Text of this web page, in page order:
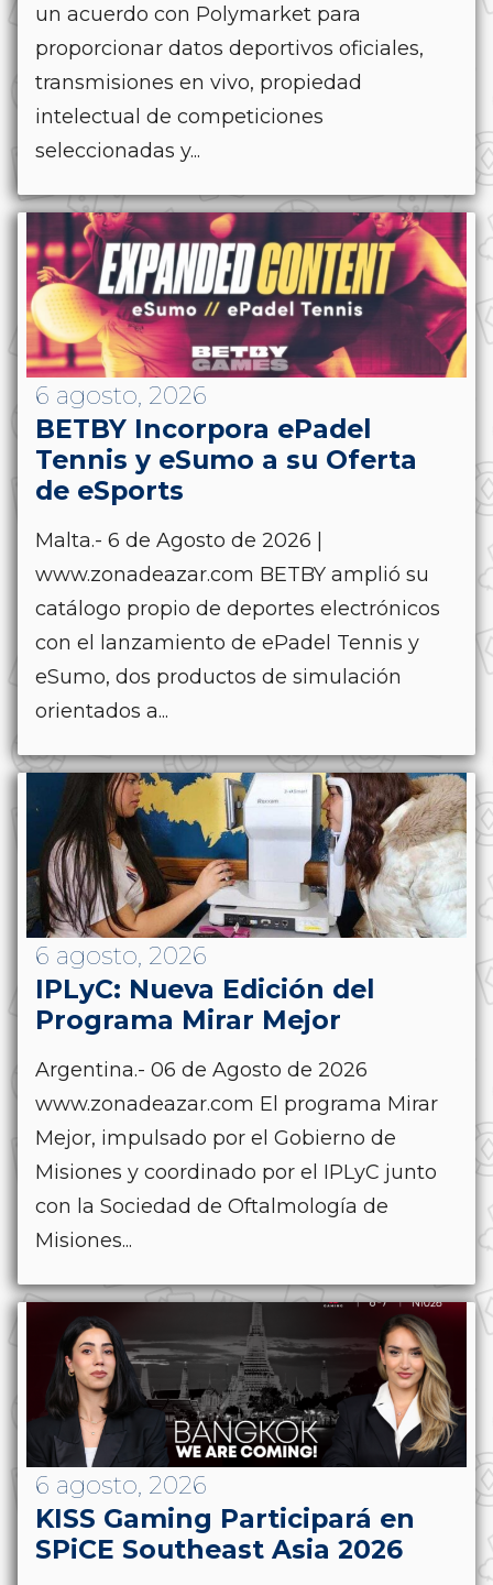
un acuerdo con Polymarket para
proporcionar datos deportivos oficiales,
transmisiones en vivo, propiedad
intelectual de competiciones
seleccionadas y...
6 agosto, 2026
BETBY Incorpora ePadel
Tennis y eSumo a su Oferta
de eSports
Malta.- 6 de Agosto de 2026 |
www.zonadeazar.com BETBY amplió su
catálogo propio de deportes electrónicos
con el lanzamiento de ePadel Tennis y
eSumo, dos productos de simulación
orientados a...
6 agosto, 2026
IPLyC: Nueva Edición del
Programa Mirar Mejor
Argentina.- 06 de Agosto de 2026
www.zonadeazar.com El programa Mirar
Mejor, impulsado por el Gobierno de
Misiones y coordinado por el IPLyC junto
con la Sociedad de Oftalmología de
Misiones...
6 agosto, 2026
KISS Gaming Participará en
SPiCE Southeast Asia 2026